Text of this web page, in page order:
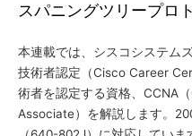
スパニングツリープロ
本連載では、シスコシステム
技術者認定（Cisco Career
術者を認定する資格、CCNA
Associate）を解説します。